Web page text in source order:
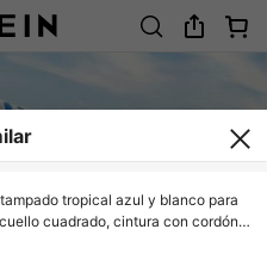
tropical azul y blanco para
cuadrado, cintura con cordón,
viajes, vacaciones, compras